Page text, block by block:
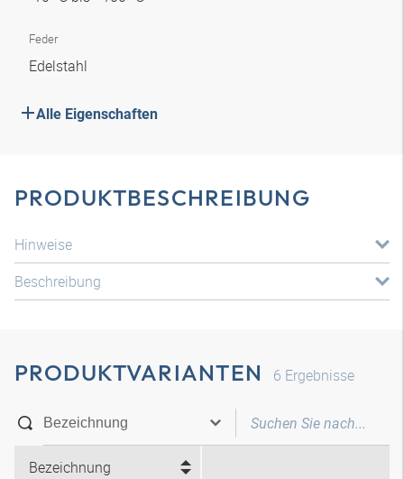
Feder
Edelstahl
Alle Eigenschaften
PRODUKTBESCHREIBUNG
Hinweise
Beschreibung
PRODUKTVARIANTEN 6 Ergebnisse
Bezeichnung